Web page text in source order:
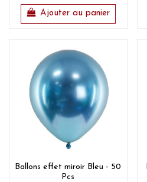
Ajouter au panier
Ballons effet miroir Bleu - 50
Pcs